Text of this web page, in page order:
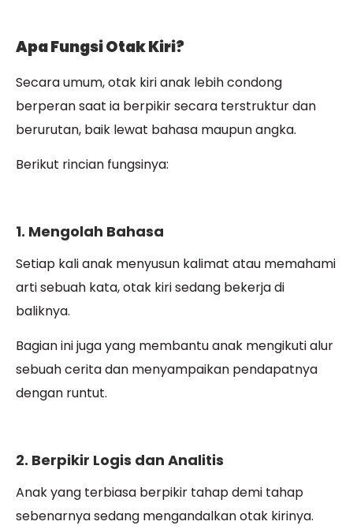
Apa Fungsi Otak Kiri?
Secara umum, otak kiri anak lebih condong
berperan saat ia berpikir secara terstruktur dan
berurutan, baik lewat bahasa maupun angka.
Berikut rincian fungsinya:
1. Mengolah Bahasa
Setiap kali anak menyusun kalimat atau memahami
arti sebuah kata, otak kiri sedang bekerja di
baliknya.
Bagian ini juga yang membantu anak mengikuti alur
sebuah cerita dan menyampaikan pendapatnya
dengan runtut.
2. Berpikir Logis dan Analitis
Anak yang terbiasa berpikir tahap demi tahap
sebenarnya sedang mengandalkan otak kirinya.